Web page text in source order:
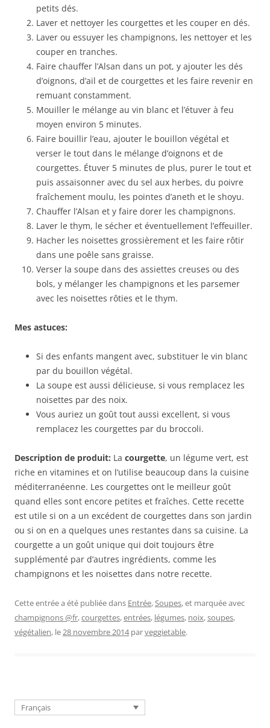
petits dés.
Laver et nettoyer les courgettes et les couper en dés.
Laver ou essuyer les champignons, les nettoyer et les
couper en tranches.
Faire chauffer l’Alsan dans un pot, y ajouter les dés
d’oignons, d’ail et de courgettes et les faire revenir en
remuant constamment.
Mouiller le mélange au vin blanc et l’étuver à feu
moyen environ 5 minutes.
Faire bouillir l’eau, ajouter le bouillon végétal et
verser le tout dans le mélange d’oignons et de
courgettes. Étuver 5 minutes de plus, purer le tout et
puis assaisonner avec du sel aux herbes, du poivre
fraîchement moulu, les pointes d’aneth et le shoyu.
Chauffer l’Alsan et y faire dorer les champignons.
Laver le thym, le sécher et éventuellement l’effeuiller.
Hacher les noisettes grossièrement et les faire rôtir
dans une poêle sans graisse.
Verser la soupe dans des assiettes creuses ou des
bols, y mélanger les champignons et les parsemer
avec les noisettes rôties et le thym.
Mes astuces:
Si des enfants mangent avec, substituer le vin blanc
par du bouillon végétal.
La soupe est aussi délicieuse, si vous remplacez les
noisettes par des noix.
Vous auriez un goût tout aussi excellent, si vous
remplacez les courgettes par du broccoli.
Description de produit: La courgette, un légume vert, est
riche en vitamines et on l’utilise beaucoup dans la cuisine
méditerranéenne. Les courgettes ont le meilleur goût
quand elles sont encore petites et fraîches. Cette recette
est utile si on a un excédent de courgettes dans son jardin
ou si on en a quelques unes restantes dans sa cuisine. La
courgette a un goût unique qui doit toujours être
supplémenté par d’autres ingrédients, comme les
champignons et les noisettes dans notre recette.
Cette entrée a été publiée dans Entrée,Soupes, et marquée avec
champignons @fr,courgettes,entrées, légumes, noix,soupes,
végétalien, le28 novembre 2014 parveggietable.
Français